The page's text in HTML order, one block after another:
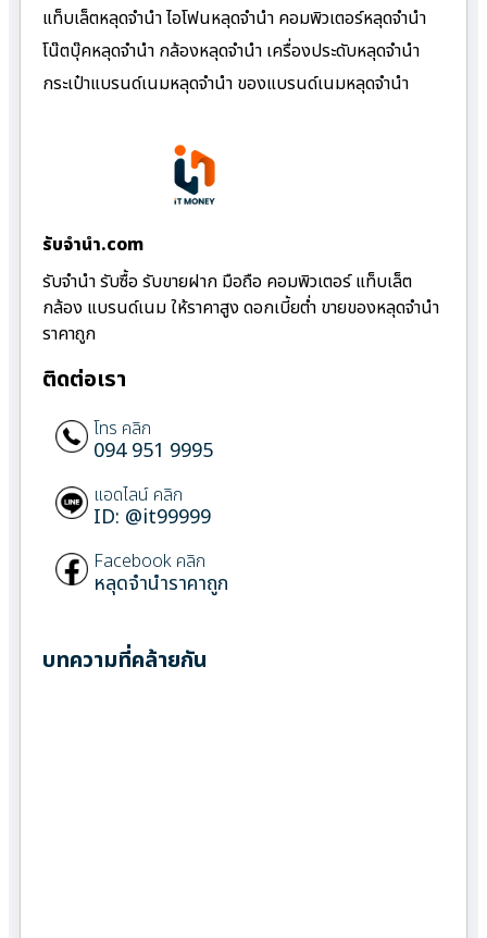
แท็บเล็ตหลุดจำนำ ไอโฟนหลุดจำนำ คอมพิวเตอร์หลุดจำนำ
โน๊ตบุ๊คหลุดจำนำ กล้องหลุดจำนำ เครื่องประดับหลุดจำนำ
กระเป๋าแบรนด์เนมหลุดจำนำ ของแบรนด์เนมหลุดจำนำ
รับจํานํา.com
รับจำนำ รับซื้อ รับขายฝาก มือถือ คอมพิวเตอร์ แท็บเล็ต
กล้อง แบรนด์เนม ให้ราคาสูง ดอกเบี้ยต่ำ ขายของหลุดจำนำ
ราคาถูก
ติดต่อเรา
โทร คลิก
094 951 9995
แอดไลน์ คลิก
ID: @it99999
Facebook คลิก
หลุดจำนำราคาถูก
บทความที่คล้ายกัน